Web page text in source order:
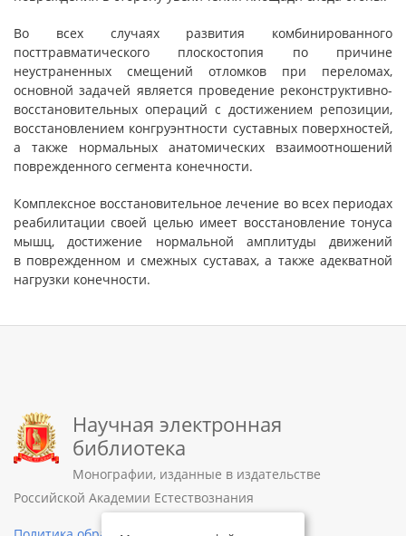
Во всех случаях развития комбинированного
посттравматического плоскостопия по причине
неустраненных смещений отломков при переломах,
основной задачей является проведение реконструктивно-
восстановительных операций с достижением репозиции,
восстановлением конгруэнтности суставных поверхностей,
а также нормальных анатомических взаимоотношений
поврежденного сегмента конечности.
Комплексное восстановительное лечение во всех периодах
реабилитации своей целью имеет восстановление тонуса
мышц, достижение нормальной амплитуды движений
в поврежденном и смежных суставах, а также адекватной
нагрузки конечности.
Научная электронная
библиотека
Монографии, изданные в издательстве
Российской Академии Естествознания